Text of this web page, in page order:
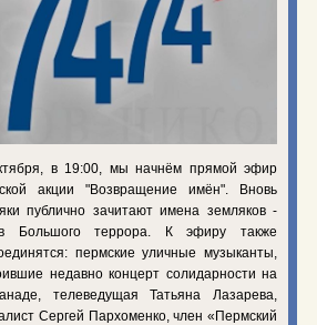
в 19:00, мы начнём прямой эфир
акции "Возвращение имён". Вновь
публично зачитают имена земляков -
Большого террора. К эфиру также
пермские уличные музыканты,
недавно концерт солидарности на
телеведущая Татьяна Лазарева,
Сергей Пархоменко, член «Пермский